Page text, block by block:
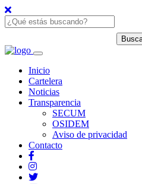
Inicio
Cartelera
Noticias
Transparencia
SECUM
OSIDEM
Aviso de privacidad
Contacto